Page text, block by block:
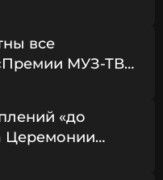
все
МУЗ-ТВ
«до